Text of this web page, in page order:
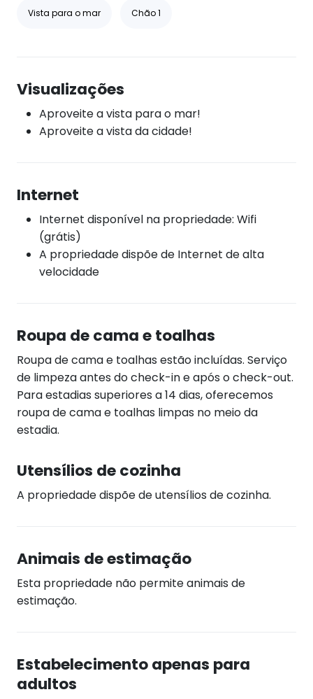
Vista para o mar Chão 1
Visualizações
Aproveite a vista para o mar!
Aproveite a vista da cidade!
Internet
Internet disponível na propriedade: Wifi
(grátis)
A propriedade dispõe de Internet de alta
velocidade
Roupa de cama e toalhas
Roupa de cama e toalhas estão incluídas. Serviço
de limpeza antes do check-in e após o check-out.
Para estadias superiores a 14 dias, oferecemos
roupa de cama e toalhas limpas no meio da
estadia.
Utensílios de cozinha
A propriedade dispõe de utensílios de cozinha.
Animais de estimação
Esta propriedade não permite animais de
estimação.
Estabelecimento apenas para
adultos